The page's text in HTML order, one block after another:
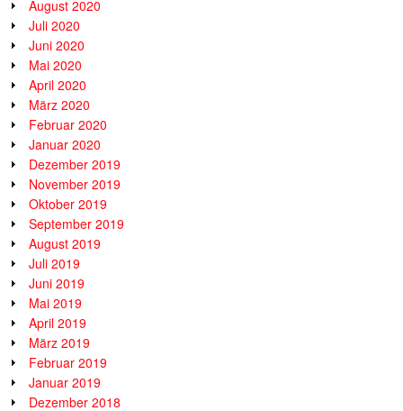
August 2020
Juli 2020
Juni 2020
Mai 2020
April 2020
März 2020
Februar 2020
Januar 2020
Dezember 2019
November 2019
Oktober 2019
September 2019
August 2019
Juli 2019
Juni 2019
Mai 2019
April 2019
März 2019
Februar 2019
Januar 2019
Dezember 2018